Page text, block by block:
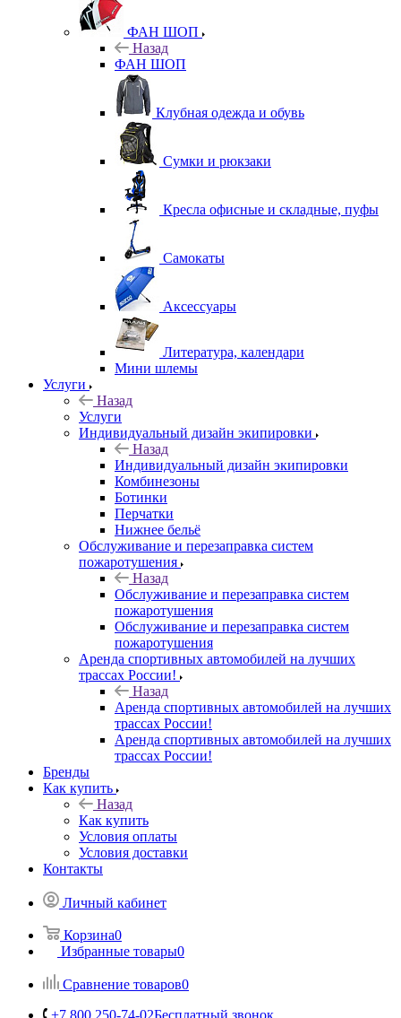
ФАН ШОП
Назад
ФАН ШОП
Клубная одежда и обувь
Сумки и рюкзаки
Кресла офисные и складные, пуфы
Самокаты
Аксессуары
Литература, календари
Мини шлемы
Услуги
Назад
Услуги
Индивидуальный дизайн экипировки
Назад
Индивидуальный дизайн экипировки
Комбинезоны
Ботинки
Перчатки
Нижнее бельё
Обслуживание и перезаправка систем
пожаротушения
Назад
Обслуживание и перезаправка систем
пожаротушения
Обслуживание и перезаправка систем
пожаротушения
Аренда спортивных автомобилей на лучших
трассах России!
Назад
Аренда спортивных автомобилей на лучших
трассах России!
Аренда спортивных автомобилей на лучших
трассах России!
Бренды
Как купить
Назад
Как купить
Условия оплаты
Условия доставки
Контакты
Личный кабинет
Корзина0
Избранные товары0
Сравнение товаров0
+7 800 250-74-02Бесплатный звонок